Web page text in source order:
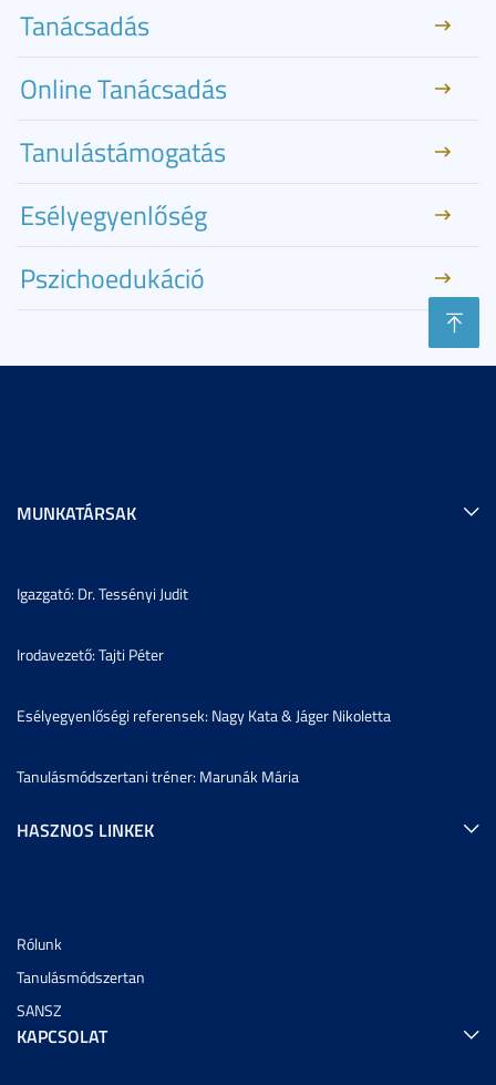
Tanácsadás
Online Tanácsadás
Tanulástámogatás
Esélyegyenlőség
Pszichoedukáció
MUNKATÁRSAK
Igazgató: Dr. Tessényi Judit
Irodavezető: Tajti Péter
Esélyegyenlőségi referensek: Nagy Kata & Jáger Nikoletta
Tanulásmódszertani tréner: Marunák Mária
HASZNOS LINKEK
Rólunk
Tanulásmódszertan
SANSZ
KAPCSOLAT